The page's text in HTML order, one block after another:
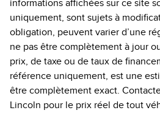
informations affichées sur ce site
uniquement, sont sujets à
obligation, peuvent varier d’une
ne pas être complètement à jour
prix, de taxe ou de taux de
référence uniquement, est une
être complètement exact.
Lincoln pour le prix réel de tout